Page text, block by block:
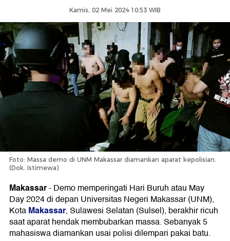
Kamis, 02 Mei 2024 10:53 WIB
Foto: Massa demo di UNM Makassar diamankan aparat kepolisian.
(Dok. Istimewa)
Makassar-Demo memperingati Hari Buruh atau May
Day 2024 di depan Universitas Negeri Makassar (UNM),
KotaMakassar, Sulawesi Selatan (Sulsel), berakhir ricuh
saat aparat hendak membubarkan massa. Sebanyak 5
mahasiswa diamankan usai polisi dilempari pakai batu.